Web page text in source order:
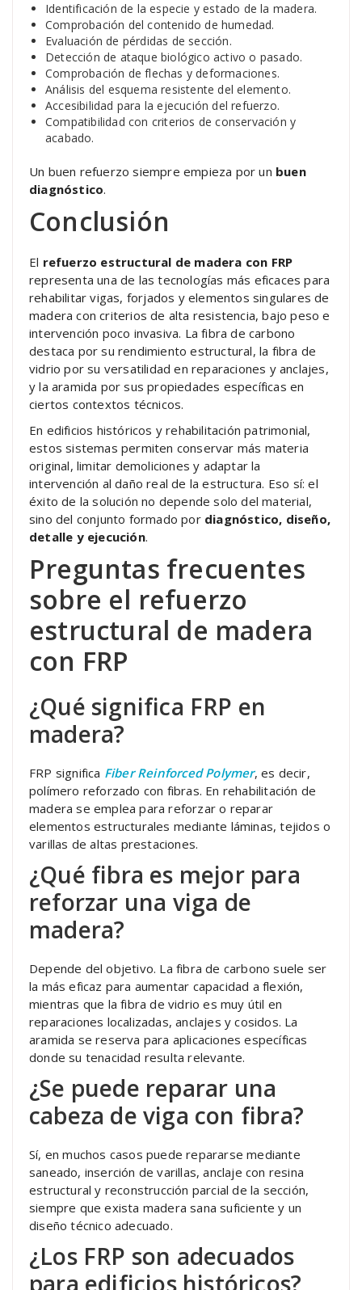
Identificación de la especie y estado de la madera.
Comprobación del contenido de humedad.
Evaluación de pérdidas de sección.
Detección de ataque biológico activo o pasado.
Comprobación de flechas y deformaciones.
Análisis del esquema resistente del elemento.
Accesibilidad para la ejecución del refuerzo.
Compatibilidad con criterios de conservación y
acabado.
Un buen refuerzo siempre empieza por un buen
diagnóstico.
Conclusión
El refuerzo estructural de madera con FRP
representa una de las tecnologías más eficaces para
rehabilitar vigas, forjados y elementos singulares de
madera con criterios de alta resistencia, bajo peso e
intervención poco invasiva. La fibra de carbono
destaca por su rendimiento estructural, la fibra de
vidrio por su versatilidad en reparaciones y anclajes,
y la aramida por sus propiedades específicas en
ciertos contextos técnicos.
En edificios históricos y rehabilitación patrimonial,
estos sistemas permiten conservar más materia
original, limitar demoliciones y adaptar la
intervención al daño real de la estructura. Eso sí: el
éxito de la solución no depende solo del material,
sino del conjunto formado por diagnóstico, diseño,
detalle y ejecución.
Preguntas frecuentes
sobre el refuerzo
estructural de madera
con FRP
¿Qué significa FRP en
madera?
FRP significa Fiber Reinforced Polymer, es decir,
polímero reforzado con fibras. En rehabilitación de
madera se emplea para reforzar o reparar
elementos estructurales mediante láminas, tejidos o
varillas de altas prestaciones.
¿Qué fibra es mejor para
reforzar una viga de
madera?
Depende del objetivo. La fibra de carbono suele ser
la más eficaz para aumentar capacidad a flexión,
mientras que la fibra de vidrio es muy útil en
reparaciones localizadas, anclajes y cosidos. La
aramida se reserva para aplicaciones específicas
donde su tenacidad resulta relevante.
¿Se puede reparar una
cabeza de viga con fibra?
Sí, en muchos casos puede repararse mediante
saneado, inserción de varillas, anclaje con resina
estructural y reconstrucción parcial de la sección,
siempre que exista madera sana suficiente y un
diseño técnico adecuado.
¿Los FRP son adecuados
para edificios históricos?